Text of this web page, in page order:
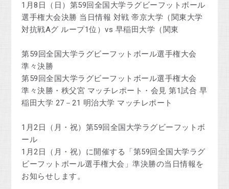
1月8日（日）第59回全国大学ラグビーフットボール
選手権大会決勝 当日情報 対戦 帝京大学（関東大学
対抗戦Aグ ループ1位）vs 早稲田大学（関東
第59回全国大学ラグビーフットボール選手権大会
準々決勝
第59回全国大学ラグビーフットボール選手権大会
準々決勝・秩父宮 マッチレポート・会見 第1試合 早
稲田大学 27－21 明治大学 マッチレポート
1月2日（月・祝）第59回全国大学ラグビーフットボ
ール
1月2日（月・祝）に開催する「第59回全国大学ラグ
ビーフットボール選手権大会」準決勝の当日情報を
お知らせします。